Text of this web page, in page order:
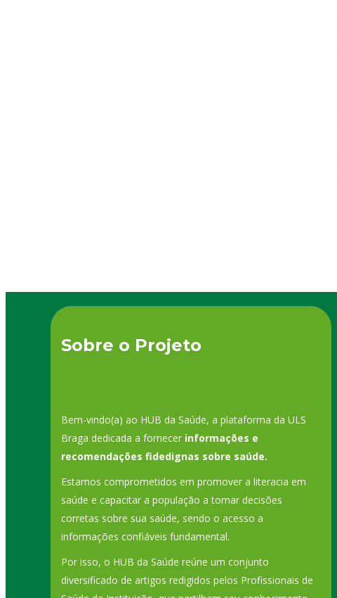
Sobre o Projeto
Bem-vindo(a) ao HUB da Saúde, a plataforma da ULS
Braga dedicada a fornecer informações e
recomendações fidedignas sobre saúde.
Estamos comprometidos em promover a literacia em
saúde e capacitar a população a tomar decisões
corretas sobre sua saúde, sendo o acesso a
informações confiáveis fundamental.
Por isso, o HUB da Saúde reúne um conjunto
diversificado de artigos redigidos pelos Profissionais de